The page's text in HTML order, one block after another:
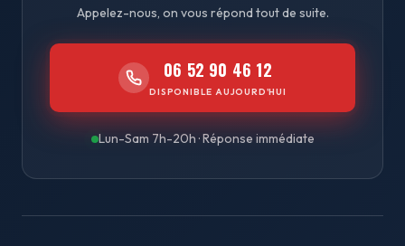
Appelez-nous, on vous répond tout de suite.
06 52 90 46 12
DISPONIBLE AUJOURD'HUI
Lun-Sam 7h-20h · Réponse immédiate